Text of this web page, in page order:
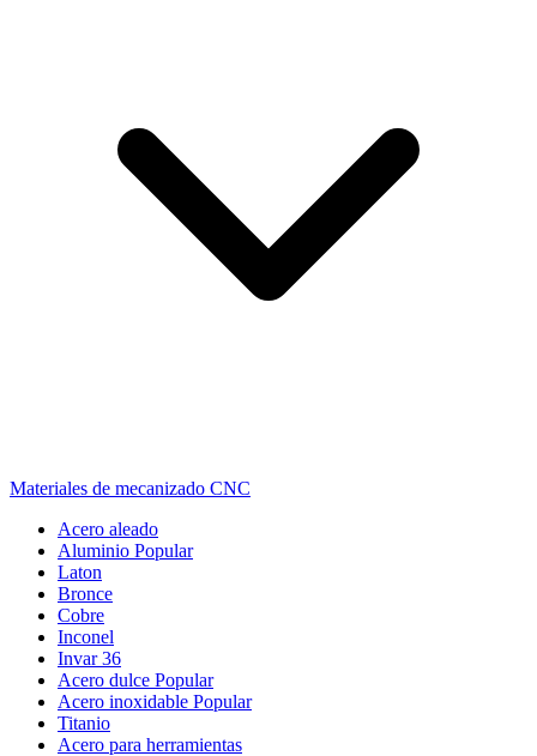
Materiales de mecanizado CNC
Acero aleado
Aluminio Popular
Laton
Bronce
Cobre
Inconel
Invar 36
Acero dulce Popular
Acero inoxidable Popular
Titanio
Acero para herramientas